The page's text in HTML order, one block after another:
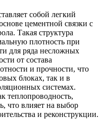
собой легкий
цементной связки с
Такая структура
плотность при
для ряда несложных
от состава
и прочности, что
блоках, так и в
системах.
теплопроводность,
что влияет на выбор
и реконструкции.